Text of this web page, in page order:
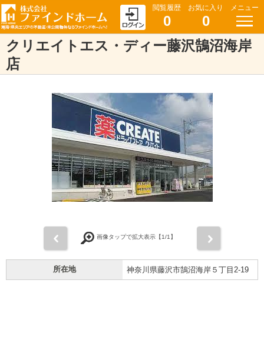
閲覧履歴
0
お気に入り
0
メニュー
クリエイトエス・ディー藤沢鵠沼海岸
店
画像タップで拡大表示【1/1】
所在地 神奈川県藤沢市鵠沼海岸５丁目2-19